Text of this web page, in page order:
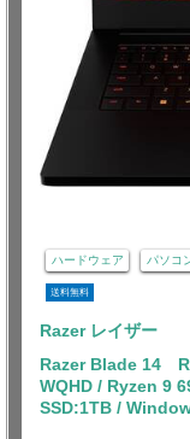
ハードウェア パソコ
送料無料
Razer レイザー
Razer Blade 14
WQHD / Ryzen 9
SSD:1TB /